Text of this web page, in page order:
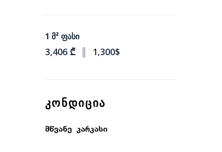
1 მ² ფასი
3,406 ₾ 1,300$
ᲙᲝᲜᲓᲘᲪᲘᲐ
მწვანე კარკასი